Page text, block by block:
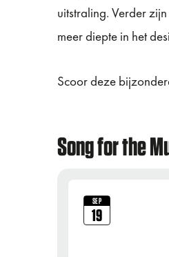
uitstraling. Verder
meer diepte in het
Scoor deze
Song for the
SEP
19